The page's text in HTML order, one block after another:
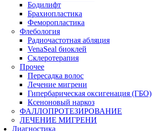
Бодилифт
Брахиопластика
Феморопластика
Флебология
Радиочастотная абляция
VenaSeal биоклей
Склеротерапия
Прочее
Пересадка волос
Лечение мигрени
Гипербарическая оксигенация (ГБО)
Ксеноновый наркоз
ФАЛЛОПРОТЕЗИРОВАНИЕ
ЛЕЧЕНИЕ МИГРЕНИ
Диагностика